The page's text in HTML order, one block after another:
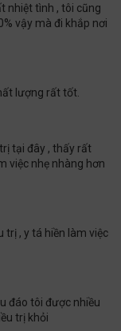
nhiệt tình , tôi cũng
vậy mà đi khắp nơi
lượng rất tốt.
tại đây , thấy rất
việc nhẹ nhàng hơn
trị , y tá hiền làm việc
đáo tôi được nhiều
trị khỏi